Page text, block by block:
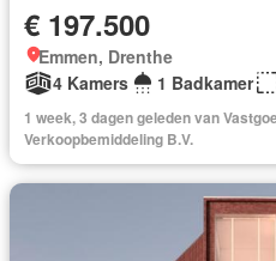
€ 197.500
Emmen, Drenthe
4 Kamers
1 Badkamer
1 week, 3 dagen geleden van
Verkoopbemiddeling B.V.